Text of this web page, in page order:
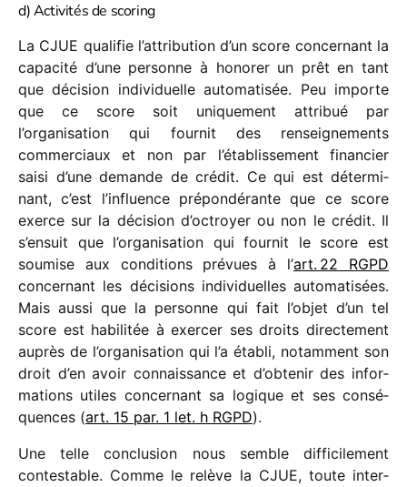
d) Activités de scoring
La CJUE quali­fie l’attribution d’un score concer­nant la
capa­cité d’une personne à hono­rer un prêt en tant
que déci­sion indi­vi­duelle auto­ma­ti­sée. Peu importe
que ce score soit unique­ment attri­bué par
l’organisation qui four­nit des rensei­gne­ments
commer­ciaux et non par l’établissement finan­cier
saisi d’une demande de crédit. Ce qui est déter­mi­
nant, c’est l’influence prépon­dé­rante que ce score
exerce sur la déci­sion d’octroyer ou non le crédit. Il
s’ensuit que l’organisation qui four­nit le score est
soumise aux condi­tions prévues à l’art. 22 RGPD
concer­nant les déci­sions indi­vi­duelles auto­ma­ti­sées.
Mais aussi que la personne qui fait l’objet d’un tel
score est habi­li­tée à exer­cer ses droits direc­te­ment
auprès de l’organisation qui l’a établi, notam­ment son
droit d’en avoir connais­sance et d’obtenir des infor­
ma­tions utiles concer­nant sa logique et ses consé­
quences (art. 15 par. 1 let. h RGPD).
Une telle conclu­sion nous semble diffi­ci­le­ment
contes­table. Comme le relève la CJUE, toute inter­